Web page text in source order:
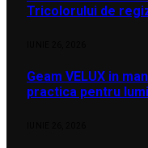
Tricolorului de
Geam VELUX in
practica pentru